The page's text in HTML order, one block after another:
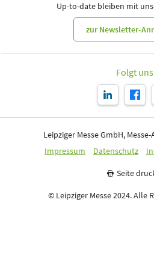
Up-to-date bleiben mit
zur Newsletter-
Folgt uns
Leipziger Messe GmbH,
Impressum
Datenschutz
Seite
© Leipziger Messe 2024. Alle